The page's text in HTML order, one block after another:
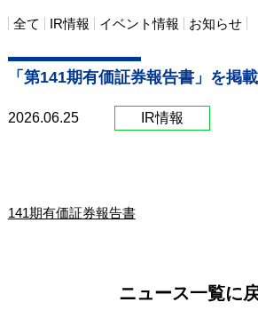
全て IR情報 イベント情報 お知らせ
「第141期有価証券報告書」を掲載
2026.06.25 IR情報
141期有価証券報告書
ニュース一覧に